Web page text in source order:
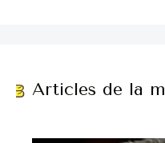
Articles de la